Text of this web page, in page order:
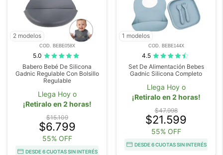
2 modelos
COD. BEBE058X
5.0
Babero Bebé De Silicona
Gadnic Regulable Con Bolsillo
Regulable
Llega Hoy o
¡Retiralo en 2 horas!
$15.109
$6.799
55% OFF
DESDE 6 CUOTAS SIN INTERÉS
1 modelos
COD. BEBE144X
4.5
Set De Alimentación Bebes
Gadnic Silicona Completo
Llega Hoy o
¡Retiralo en 2 horas!
$47.998
$21.599
55% OFF
DESDE 6 CUOTAS SIN INTERÉS